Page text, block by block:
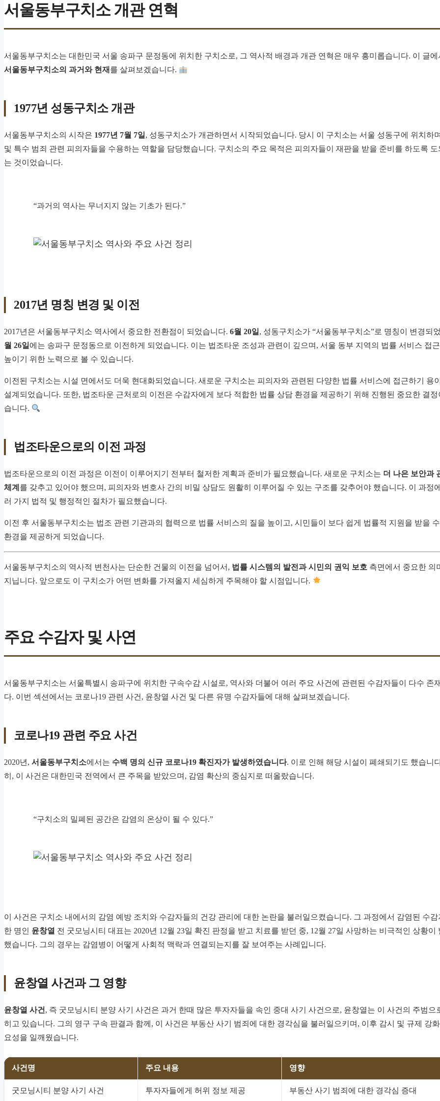
서울동부구치소 개관 연혁
서울동부구치소는 대한민국 서울 송파구 문정동에 위치한 구치소로, 그 역사적 배경과 개관 연혁은 매우 흥미롭습니다. 이 글에
서울동부구치소의 과거와 현재 를 살펴보겠습니다.
1977년 성동구치소 개관
서울동부구치소의 시작은 1977년 7월 7일, 성동구치소가 개관하면서 시작되었습니다. 당시 이 구치소는 서울 성동구에 위치하
및 특수 범죄 관련 피의자들을 수용하는 역할을 담당했습니다. 구치소의 주요 목적은 피의자들이 재판을 받을 준비를 하도록 도
는 것이었습니다.
“과거의 역사는 무너지지 않는 기초가 된다.”
2017년 명칭 변경 및 이전
2017년은 서울동부구치소 역사에서 중요한 전환점이 되었습니다. 6월 20일, 성동구치소가 “서울동부구치소”로 명칭이 변경되
월 26일에는 송파구 문정동으로 이전하게 되었습니다. 이는 법조타운 조성과 관련이 깊으며, 서울 동부 지역의 법률 서비스 접
높이기 위한 노력으로 볼 수 있습니다.
이전된 구치소는 시설 면에서도 더욱 현대화되었습니다. 새로운 구치소는 피의자와 관련된 다양한 법률 서비스에 접근하기 용
설계되었습니다. 또한, 법조타운 근처로의 이전은 수감자에게 보다 적합한 법률 상담 환경을 제공하기 위해 진행된 중요한 결정
습니다.
법조타운으로의 이전 과정
법조타운으로의 이전 과정은 이전이 이루어지기 전부터 철저한 계획과 준비가 필요했습니다. 새로운 구치소는 더 나은 보안과
체계 를 갖추고 있어야 했으며, 피의자와 변호사 간의 비밀 상담도 원활히 이루어질 수 있는 구조를 갖추어야 했습니다. 이 과정
러 가지 법적 및 행정적인 절차가 필요했습니다.
이전 후 서울동부구치소는 법조 관련 기관과의 협력으로 법률 서비스의 질을 높이고, 시민들이 보다 쉽게 법률적 지원을 받을
환경을 제공하게 되었습니다.
서울동부구치소의 역사적 변천사는 단순한 건물의 이전을 넘어서, 법률 시스템의 발전과 시민의 권익 보호 측면에서 중요한 의
지닙니다. 앞으로도 이 구치소가 어떤 변화를 가져올지 세심하게 주목해야 할 시점입니다.
주요 수감자 및 사연
서울동부구치소는 서울특별시 송파구에 위치한 구속수감 시설로, 역사와 더불어 여러 주요 사건에 관련된 수감자들이 다수 존
다. 이번 섹션에서는 코로나19 관련 사건, 윤창열 사건 및 다른 유명 수감자들에 대해 살펴보겠습니다.
코로나19 관련 주요 사건
2020년, 서울동부구치소에서는 수백 명의 신규 코로나19 확진자가 발생하였습니다. 이로 인해 해당 시설이 폐쇄되기도 했습니
히, 이 사건은 대한민국 전역에서 큰 주목을 받았으며, 감염 확산의 중심지로 떠올랐습니다.
“구치소의 밀폐된 공간은 감염의 온상이 될 수 있다.”
이 사건은 구치소 내에서의 감염 예방 조치와 수감자들의 건강 관리에 대한 논란을 불러일으켰습니다. 그 과정에서 감염된 수감
한 명인 윤창열 전 굿모닝시티 대표는 2020년 12월 23일 확진 판정을 받고 치료를 받던 중, 12월 27일 사망하는 비극적인 상황이
했습니다. 그의 경우는 감염병이 어떻게 사회적 맥락과 연결되는지를 잘 보여주는 사례입니다.
윤창열 사건과 그 영향
윤창열 사건, 즉 굿모닝시티 분양 사기 사건은 과거 한때 많은 투자자들을 속인 중대 사기 사건으로, 윤창열는 이 사건의 주범으
히고 있습니다. 그의 영구 구속 판결과 함께, 이 사건은 부동산 사기 범죄에 대한 경각심을 불러일으키며, 이후 감시 및 규제 강
요성을 일깨웠습니다.
사건명 주요 내용 영향
굿모닝시티 분양 사기 사건 투자자들에게 허위 정보 제공 부동산 사기 범죄에 대한 경각심 증대